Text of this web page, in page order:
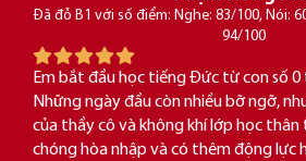
Đã đỗ B1 với số điểm: Nghe: 83/100, Nói:
94/100
Em bắt đầu học tiếng Đức từ con số 0
Những ngày đầu còn nhiều bỡ ngỡ,
của thầy cô và không khí lớp học thân
chóng hòa nhập và có thêm động lực